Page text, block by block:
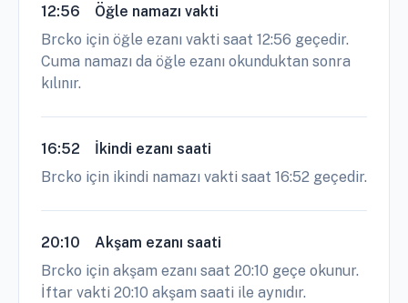
12:56
Öğle namazı vakti
Brcko için öğle ezanı vakti saat 12:56 geçedir.
Cuma namazı da öğle ezanı okunduktan sonra
kılınır.
16:52
İkindi ezanı saati
Brcko için ikindi namazı vakti saat 16:52 geçedir.
20:10
Akşam ezanı saati
Brcko için akşam ezanı saat 20:10 geçe okunur.
İftar vakti 20:10 akşam saati ile aynıdır.